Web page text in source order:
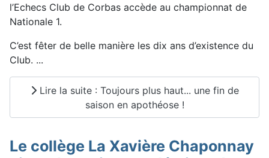
l’Echecs Club de Corbas accède au championnat de
Nationale 1.
C’est fêter de belle manière les dix ans d’existence du
Club. ...
Lire la suite : Toujours plus haut... une fin de
saison en apothéose !
Le collège La Xavière Chaponnay